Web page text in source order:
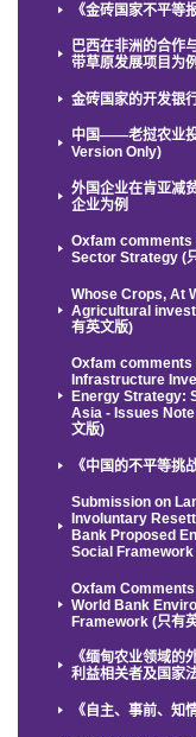
《金砖国家不平等
巴西在非洲的合作
带草原发展项目为例
金砖国家的开发银
中国——老挝农业
Version Only)
外国企业在肯亚减
企业为例
Oxfam comments
Sector Strategy (
Whose Crops, At
Agricultural
有英文版)
Oxfam comments
Infrastructure
Energy Strategy:
Asia - Issues
文版)
《中国的不平等挑
Submission on
Involuntary
Bank Proposed
Social Framework
Oxfam
World Bank
Framework (只有
《缅甸农业领域
利益相关者及国家
《自主、事前、知